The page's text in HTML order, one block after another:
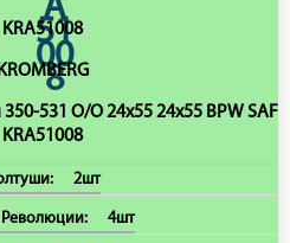
KRA51008
KROMBERG
531 O/O 24x55 24x55 BPW SAF
KRA51008
2шт
4шт